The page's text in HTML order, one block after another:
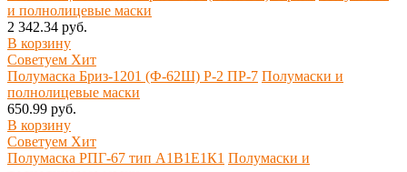
и полнолицевые маски
2 342.34 руб.
В корзину
Советуем Хит
Полумаска Бриз-1201 (Ф-62Ш) P-2 ПР-7 Полумаски и
полнолицевые маски
650.99 руб.
В корзину
Советуем Хит
Полумаска РПГ-67 тип А1В1Е1К1 Полумаски и